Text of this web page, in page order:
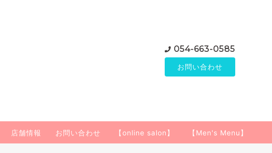
054-663-0585
お問い合わせ
店舗情報 お問い合わせ 【online salon】 【Men's Menu】